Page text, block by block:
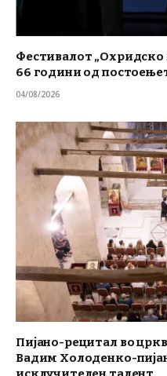
Фестивалот „Охридско
66 години од
04/08/2026
Пијано-рецитал во
Вадим Холоденко-